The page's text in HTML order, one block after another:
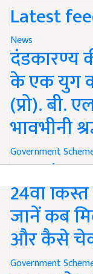
Latest
News
दंडकारण्य
के एक युग
(प्रो). बी.
भावभीनी
Government
PM
24वीं
जानें कब
और कैसे
Government